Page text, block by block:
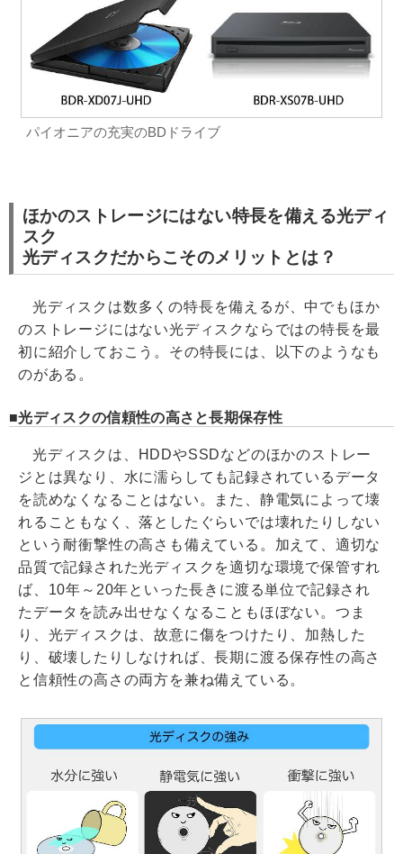
パイオニアの充実のBDドライブ
ほかのストレージにはない特長を備える光ディ
スク
光ディスクだからこそのメリットとは？
光ディスクは数多くの特長を備えるが、中でもほか
のストレージにはない光ディスクならではの特長を最
初に紹介しておこう。その特長には、以下のようなも
のがある。
光ディスクの信頼性の高さと長期保存性
光ディスクは、HDDやSSDなどのほかのストレー
ジとは異なり、水に濡らしても記録されているデータ
を読めなくなることはない。また、静電気によって壊
れることもなく、落としたぐらいでは壊れたりしない
という耐衝撃性の高さも備えている。加えて、適切な
品質で記録された光ディスクを適切な環境で保管すれ
ば、10年～20年といった長きに渡る単位で記録され
たデータを読み出せなくなることもほぼない。つま
り、光ディスクは、故意に傷をつけたり、加熱した
り、破壊したりしなければ、長期に渡る保存性の高さ
と信頼性の高さの両方を兼ね備えている。